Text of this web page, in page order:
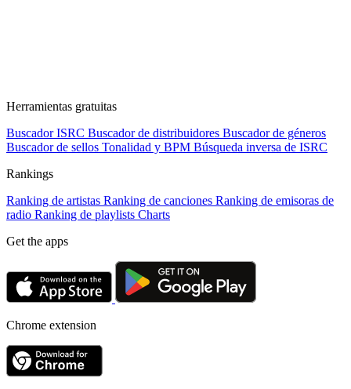
Herramientas gratuitas
Buscador ISRC Buscador de distribuidores Buscador de géneros
Buscador de sellos Tonalidad y BPM Búsqueda inversa de ISRC
Rankings
Ranking de artistas Ranking de canciones Ranking de emisoras de
radio Ranking de playlists Charts
Get the apps
Chrome extension